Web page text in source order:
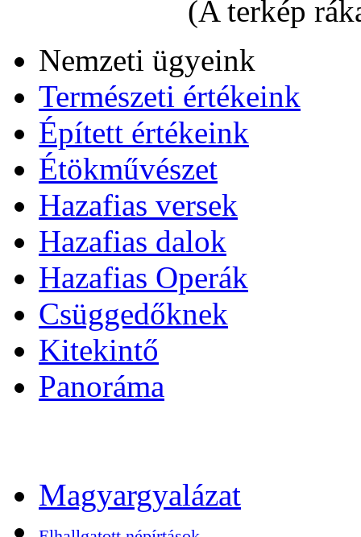
(A terkép
Nemzeti ügyeink
Természeti értékeink
Épített értékeink
Étökművészet
Hazafias versek
Hazafias dalok
Hazafias Operák
Csüggedőknek
Kitekintő
Panoráma
Magyargyalázat